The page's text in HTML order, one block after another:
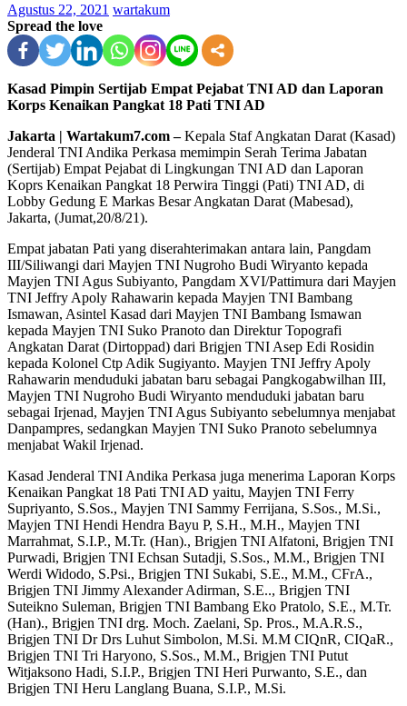
Agustus 22, 2021 wartakum
Spread the love
Kasad Pimpin Sertijab Empat Pejabat TNI AD dan Laporan
Korps Kenaikan Pangkat 18 Pati TNI AD
Jakarta | Wartakum7.com –Kepala Staf Angkatan Darat (Kasad)
Jenderal TNI Andika Perkasa memimpin Serah Terima Jabatan
(Sertijab) Empat Pejabat di Lingkungan TNI AD dan Laporan
Koprs Kenaikan Pangkat 18 Perwira Tinggi (Pati) TNI AD, di
Lobby Gedung E Markas Besar Angkatan Darat (Mabesad),
Jakarta, (Jumat,20/8/21).
Empat jabatan Pati yang diserahterimakan antara lain, Pangdam
III/Siliwangi dari Mayjen TNI Nugroho Budi Wiryanto kepada
Mayjen TNI Agus Subiyanto, Pangdam XVI/Pattimura dari Mayjen
TNI Jeffry Apoly Rahawarin kepada Mayjen TNI Bambang
Ismawan, Asintel Kasad dari Mayjen TNI Bambang Ismawan
kepada Mayjen TNI Suko Pranoto dan Direktur Topografi
Angkatan Darat (Dirtoppad) dari Brigjen TNI Asep Edi Rosidin
kepada Kolonel Ctp Adik Sugiyanto. Mayjen TNI Jeffry Apoly
Rahawarin menduduki jabatan baru sebagai Pangkogabwilhan III,
Mayjen TNI Nugroho Budi Wiryanto menduduki jabatan baru
sebagai Irjenad, Mayjen TNI Agus Subiyanto sebelumnya menjabat
Danpampres, sedangkan Mayjen TNI Suko Pranoto sebelumnya
menjabat Wakil Irjenad.
Kasad Jenderal TNI Andika Perkasa juga menerima Laporan Korps
Kenaikan Pangkat 18 Pati TNI AD yaitu, Mayjen TNI Ferry
Supriyanto, S.Sos., Mayjen TNI Sammy Ferrijana, S.Sos., M.Si.,
Mayjen TNI Hendi Hendra Bayu P, S.H., M.H., Mayjen TNI
Marrahmat, S.I.P., M.Tr. (Han)., Brigjen TNI Alfatoni, Brigjen TNI
Purwadi, Brigjen TNI Echsan Sutadji, S.Sos., M.M., Brigjen TNI
Werdi Widodo, S.Psi., Brigjen TNI Sukabi, S.E., M.M., CFrA.,
Brigjen TNI Jimmy Alexander Adirman, S.E.., Brigjen TNI
Suteikno Suleman, Brigjen TNI Bambang Eko Pratolo, S.E., M.Tr.
(Han)., Brigjen TNI drg. Moch. Zaelani, Sp. Pros., M.A.R.S.,
Brigjen TNI Dr Drs Luhut Simbolon, M.Si. M.M CIQnR, CIQaR.,
Brigjen TNI Tri Haryono, S.Sos., M.M., Brigjen TNI Putut
Witjaksono Hadi, S.I.P., Brigjen TNI Heri Purwanto, S.E., dan
Brigjen TNI Heru Langlang Buana, S.I.P., M.Si.